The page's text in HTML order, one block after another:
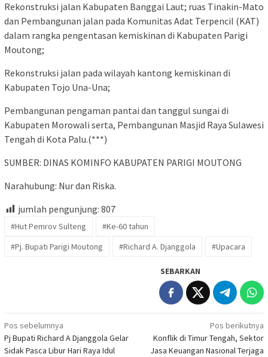
Rekonstruksi jalan Kabupaten Banggai Laut; ruas Tinakin-Mato
dan Pembangunan jalan pada Komunitas Adat Terpencil (KAT)
dalam rangka pengentasan kemiskinan di Kabupaten Parigi
Moutong;
Rekonstruksi jalan pada wilayah kantong kemiskinan di
Kabupaten Tojo Una-Una;
Pembangunan pengaman pantai dan tanggul sungai di
Kabupaten Morowali serta, Pembangunan Masjid Raya Sulawesi
Tengah di Kota Palu.(***)
SUMBER: DINAS KOMINFO KABUPATEN PARIGI MOUTONG
Narahubung: Nur dan Riska.
jumlah pengunjung: 807
#Hut Pemrov Sulteng
#Ke-60 tahun
#Pj. Bupati Parigi Moutong
#Richard A. Djanggola #Upacara
SEBARKAN
Navigasi
pos
Pos sebelumnya
Pj Bupati Richard A Djanggola Gelar
Sidak Pasca Libur Hari Raya Idul
Pos berikutnya
Konflik di Timur Tengah, Sektor
Jasa Keuangan Nasional Terjaga